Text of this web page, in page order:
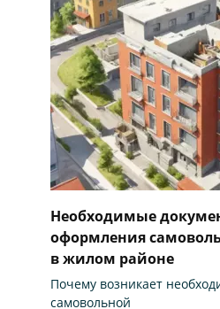
Необходимые
оформления
в жилом районе
Почему возникает
самовольной